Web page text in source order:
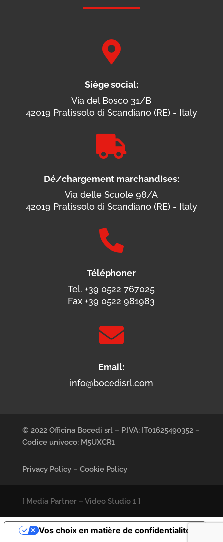

Siège social:
Via del Bosco 31/B
42019 Pratissolo di Scandiano (RE) - Italy

Dé/chargement marchandises:
Via delle Scuole 98/A
42019 Pratissolo di Scandiano (RE) - Italy

Téléphoner
Tel. +39 0522 767025
Fax +39 0522 981983

Email:
info@bocedisrl.com
© 2022 Officina Bocedi srl – P.IVA: IT01625490352 –
Codice univoco: M5UXCR1
Privacy Policy– Cookie Policy
[ Media Partner– Video Studio 1]
Vos choix en matière de confidentialité